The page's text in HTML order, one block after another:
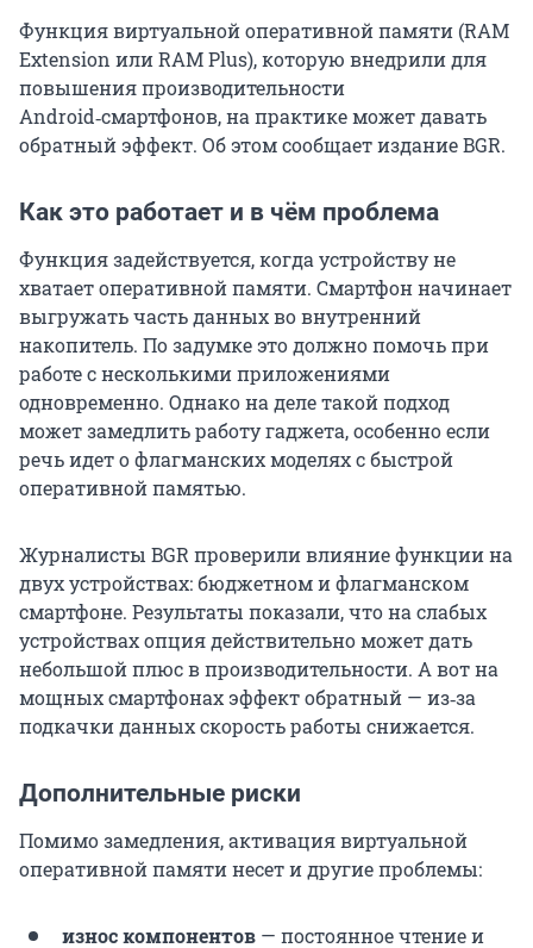
Функция виртуальной оперативной памяти (RAM
Extension или RAM Plus), которую внедрили для
повышения производительности
Android‑смартфонов, на практике может давать
обратный эффект. Об этом сообщает издание BGR.
Как это работает и в чём проблема
Функция задействуется, когда устройству не
хватает оперативной памяти. Смартфон начинает
выгружать часть данных во внутренний
накопитель. По задумке это должно помочь при
работе с несколькими приложениями
одновременно. Однако на деле такой подход
может замедлить работу гаджета, особенно если
речь идет о флагманских моделях с быстрой
оперативной памятью.
Журналисты BGR проверили влияние функции на
двух устройствах: бюджетном и флагманском
смартфоне. Результаты показали, что на слабых
устройствах опция действительно может дать
небольшой плюс в производительности. А вот на
мощных смартфонах эффект обратный — из‑за
подкачки данных скорость работы снижается.
Дополнительные риски
Помимо замедления, активация виртуальной
оперативной памяти несет и другие проблемы:
износ компонентов — постоянное чтение и